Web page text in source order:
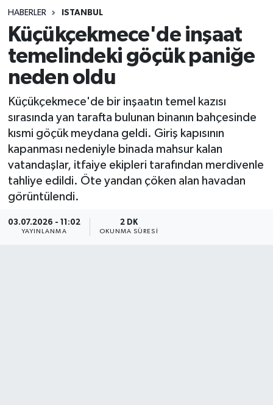
HABERLER ISTANBUL
Küçükçekmece'de inşaat
temelindeki göçük paniğe
neden oldu
Küçükçekmece'de bir inşaatın temel kazısı
sırasında yan tarafta bulunan binanın bahçesinde
kısmi göçük meydana geldi. Giriş kapısının
kapanması nedeniyle binada mahsur kalan
vatandaşlar, itfaiye ekipleri tarafından merdivenle
tahliye edildi. Öte yandan çöken alan havadan
görüntülendi.
03.07.2026 - 11:02
YAYINLANMA
2 DK
OKUNMA SÜRESI
Spor
Teknoloji
Yaşam